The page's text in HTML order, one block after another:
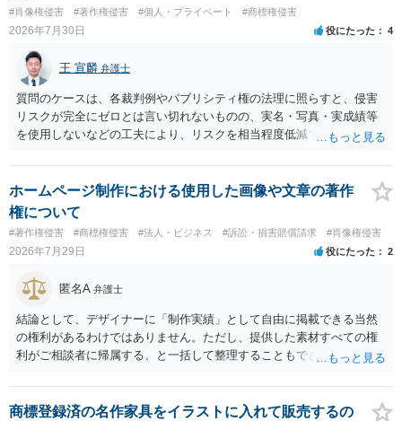
#肖像権侵害 #著作権侵害 #個人・プライベート #商標権侵害
2026年7月30日 役にたった 4
王 宣麟 弁護士
質問のケースは、各裁判例やパブリシティ権の法理に照らすと、侵害
リスクが完全にゼロとは言い切れないものの、実名・写真・実成績等
を使用しないなどの工夫により、リスクを相当程度低減できる設計に
推測できる」という点は、裁判で争われた場合に「専ら顧客吸引力の
利用を目的とする」と判断される余地を残すため、一定の注意が必要
です。 また、広告収益の有無は、侵害判断に一定の影響を与える可能
性がありますが、決定的要因ではありません。 パブリシティ権侵害の
成否は、主に「専ら顧客吸引力の利用を目的とするか」という点で判
断されます。広告収益があることは「商業的目的」を強く示す要素で
すが、それだけで直ちに侵害となるわけではありません。完全無償・
非営利であれば「表現の自由」「創作物」としての側面が強く評価さ
れる可能性があります。一方、広告収益がある場合は「商業利用」と
しての色彩が強まり、リスクが高まる可能性があります。 公開前に変
更・確認しておく事項については、公開の場でアドバイスするにも限
界があるかと思うので、資料等を持参の上、弁護士に相談されること
も一つかと存じます。
ホームページ制作における使用した画像や文章の著作
権について
#著作権侵害 #商標権侵害 #法人・ビジネス #訴訟・損害賠償請求 #肖像権侵害
2026年7月29日 役にたった 2
匿名A 弁護士
結論として、デザイナーに「制作実績」として自由に掲載できる当然
の権利があるわけではありません。ただし、提供した素材すべての権
利がご相談者に帰属する、と一括して整理することもできません。 ご
身が著作権者です。 他方、ブランド名、文字主体のロゴ、商品情報、
短いキャッチコピー、販売コンセプトなどは、通常、著作物には当た
商標登録済の名作家具をイラストに入れて販売するの